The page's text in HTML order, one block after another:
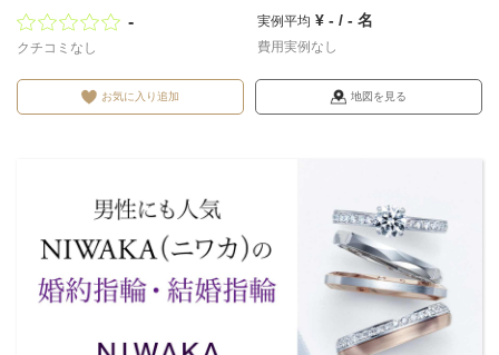
-
クチコミなし
実例平均 ¥ - / - 名
費用実例なし
お気に入り追加 地図を見る